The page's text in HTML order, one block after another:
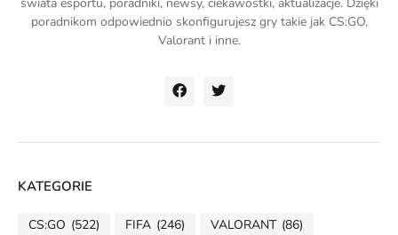
poradnikom odpowiednio skonfigurujesz gry takie jak CS:GO,
Valorant i inne.
KATEGORIE
CS:GO (522) FIFA (246) VALORANT (86)